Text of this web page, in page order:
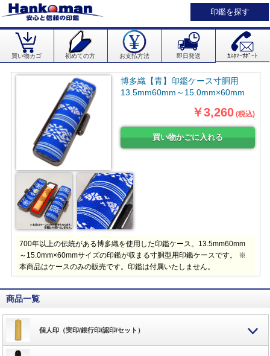
印鑑を探す
買い物カゴ 初めての方 お支払方法 即日発送 ｶｽﾀﾏｰｻﾎﾟｰﾄ
博多織【青】印鑑ケース寸胴用
13.5mm60mm～15.0mm×60mm
￥3,260 (税込)
700年以上の伝統がある博多織を使用した印鑑ケース。13.5mm60mm
～15.0mm×60mmサイズの印鑑が収まる寸胴型用印鑑ケースです。 ※
本商品はケースのみの販売です。印鑑は付属いたしません。
商品一覧
個人印（実印/銀行印/認印/セット）